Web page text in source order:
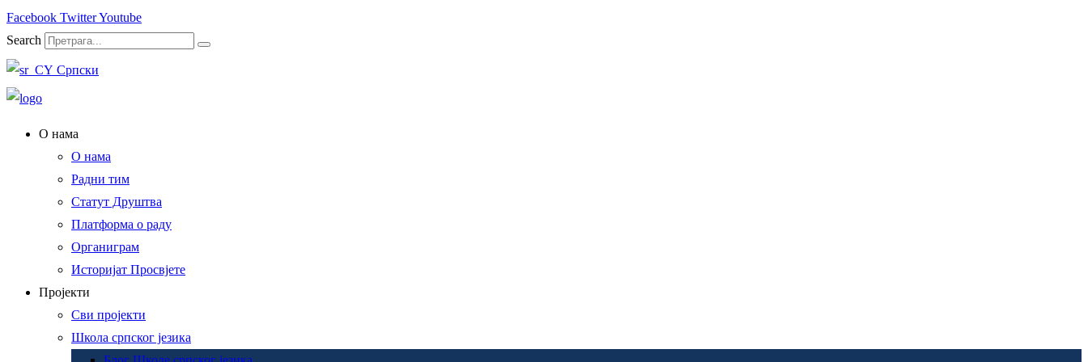
Facebook TwitterYoutube
Search
Српски
О нама
О нама
Радни тим
Статут Друштва
Платформа о раду
Органиграм
Историјат Просвјете
Пројекти
Сви пројекти
Школа српског језика